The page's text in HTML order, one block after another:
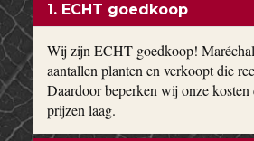
1. ECHT goedkoop
Wij zijn ECHT goedkoop!
aantallen planten en verkoopt die
Daardoor beperken wij onze kosten
prijzen laag.